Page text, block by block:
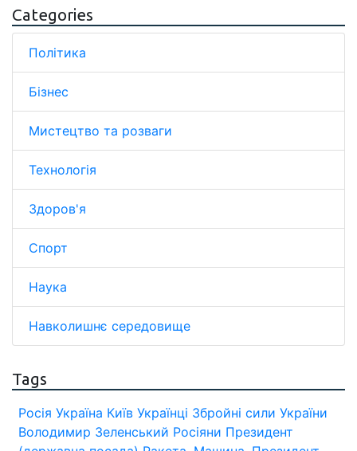
Categories
Політика
Бізнес
Мистецтво та розваги
Технологія
Здоров'я
Спорт
Наука
Навколишнє середовище
Tags
Росія Україна Київ Українці Збройні сили України
Володимир Зеленський Росіяни Президент